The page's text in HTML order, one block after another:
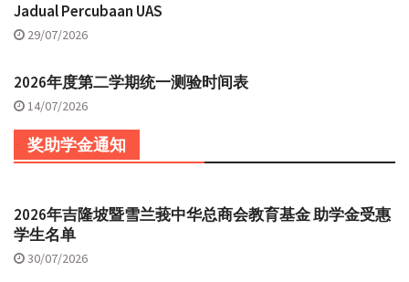
Jadual Percubaan UAS
29/07/2026
2026年度第二学期统一测验时间表
14/07/2026
奖助学金通知
2026年吉隆坡暨雪兰莪中华总商会教育基金 助学金受惠
学生名单
30/07/2026